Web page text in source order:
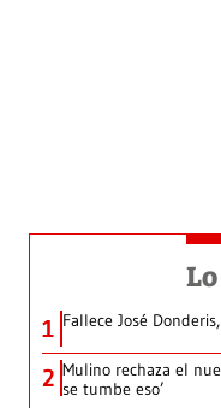
1 Fallece José
2 Mulino rechaza el
se tumbe eso’